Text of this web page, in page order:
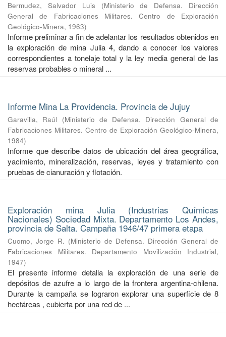
Bermudez, Salvador Luis (Ministerio de Defensa. Dirección
General de Fabricaciones Militares. Centro de Exploración
Geológico-Minera, 1963)
Informe preliminar a fin de adelantar los resultados obtenidos en
la exploración de mina Julia 4, dando a conocer los valores
correspondientes a tonelaje total y la ley media general de las
reservas probables o mineral ...
Informe Mina La Providencia. Provincia de Jujuy
Garavilla, Raúl (Ministerio de Defensa. Dirección General de
Fabricaciones Militares. Centro de Exploración Geológico-Minera,
1984)
Informe que describe datos de ubicación del área geográfica,
yacimiento, mineralización, reservas, leyes y tratamiento con
pruebas de cianuración y flotación.
Exploración mina Julia (Industrias Químicas
Nacionales) Sociedad Mixta. Departamento Los Andes,
provincia de Salta. Campaña 1946/47 primera etapa
Cuomo, Jorge R. (Ministerio de Defensa. Dirección General de
Fabricaciones Militares. Departamento Movilización Industrial,
1947)
El presente informe detalla la exploración de una serie de
depósitos de azufre a lo largo de la frontera argentina-chilena.
Durante la campaña se lograron explorar una superficie de 8
hectáreas , cubierta por una red de ...